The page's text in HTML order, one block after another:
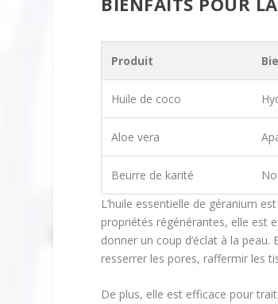
Produit
Huile de coco
Aloe vera
Beurre de karité
L’huile essentielle de géranium
propriétés régénérantes, elle est
donner un coup d’éclat à la
resserrer les pores, raffermir les
De plus, elle est efficace pour